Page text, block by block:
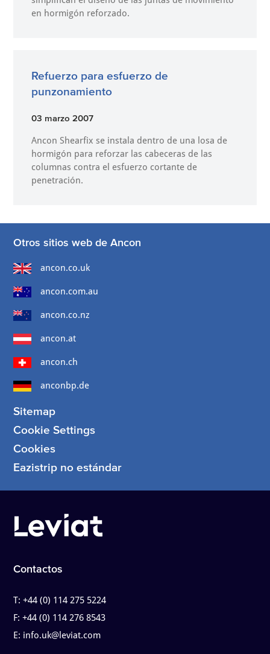
en hormigón reforzado.
Refuerzo para esfuerzo de
punzonamiento
03 marzo 2007
Ancon Shearfix se instala dentro de una losa de
hormigón para reforzar las cabeceras de las
columnas contra el esfuerzo cortante de
penetración.
Otros sitios web de Ancon
ancon.co.uk
ancon.com.au
ancon.co.nz
ancon.at
ancon.ch
anconbp.de
Sitemap
Cookie Settings
Cookies
Eazistrip no estándar
Contactos
T:+44 (0) 114 275 5224
F:+44 (0) 114 276 8543
E: info.uk@leviat.com